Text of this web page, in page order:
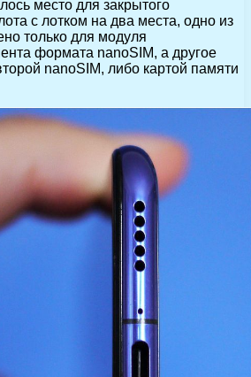
место для закрытого
с лотком на два места, одно из
только для модуля
формата nanoSIM, а другое
nanoSIM, либо картой памяти